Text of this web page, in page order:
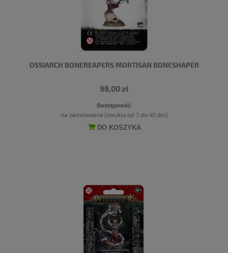
OSSIARCH BONEREAPERS MORTISAN BONESHAPER
98,00 zł
Dostępność:
na zamówienie (zwykle od 7 do 45 dni)
DO KOSZYKA